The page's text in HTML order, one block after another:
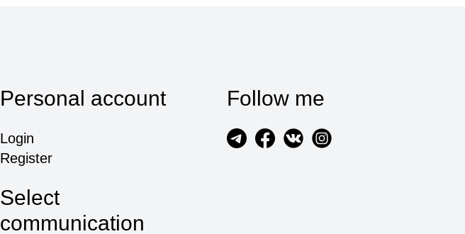
Personal account
Login
Register
Select
communication
Follow me